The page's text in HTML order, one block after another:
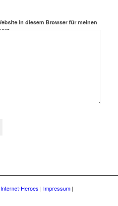
in diesem Browser für meinen
Internet-Heroes | Impressum|